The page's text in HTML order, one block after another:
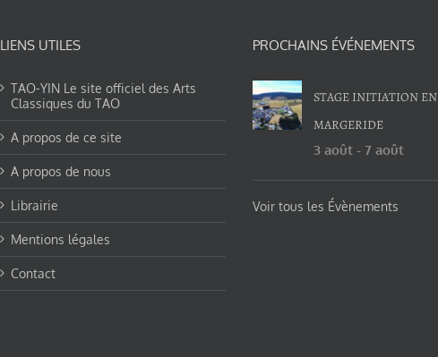
LIENS UTILES
TAO-YIN Le site officiel des Arts
Classiques du TAO
A propos de ce site
A propos de nous
Librairie
Mentions légales
Contact
PROCHAINS ÉVÉNEMENTS
STAGE INITIATION EN
MARGERIDE
3 août -7 août
Voir tous les Évènements